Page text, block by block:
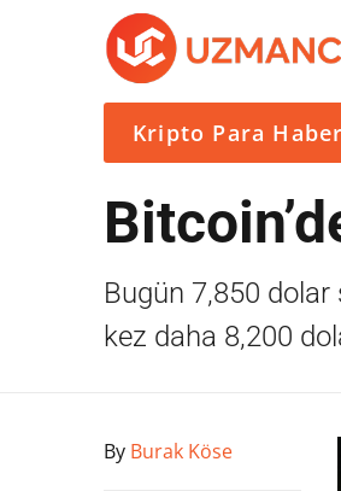
Kripto Para
Bugün 7,850
kez daha 8,200
By Burak Köse